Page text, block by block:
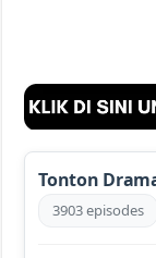
Tonton
3903 episodes